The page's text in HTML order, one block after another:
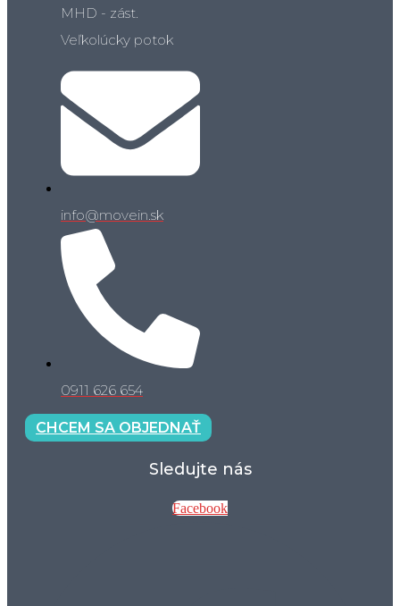
MHD - zást.
Veľkolúcky potok
info@movein.sk
0911 626 654
CHCEM SA OBJEDNAŤ
Sledujte nás
Facebook